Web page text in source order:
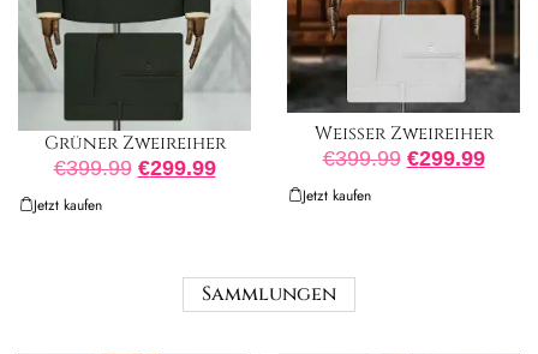
Grüner Zweireiher
€399.99 €299.99
Jetzt kaufen
Weißer Zweireiher
€399.99 €299.99
Jetzt kaufen
Sammlungen